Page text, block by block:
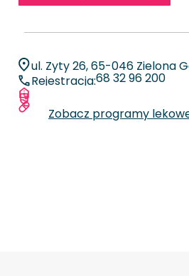
ul. Zyty 26, 65-046 Zielona
Rejestracja:68 32 96 200
Zobacz specjalizacje
Zobacz programy